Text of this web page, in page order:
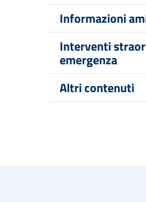
Informazioni
Interventi
emergenza
Altri contenuti